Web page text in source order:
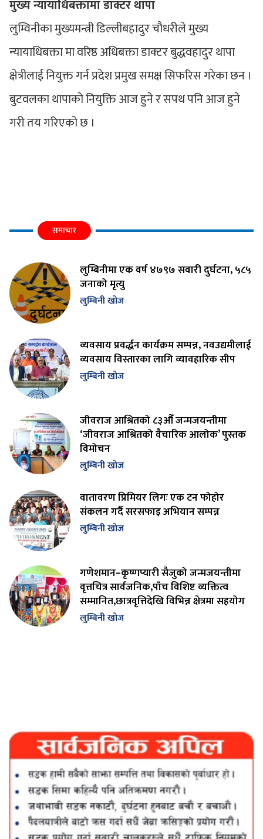
मुख्य न्यायाधिबक्तामा डाक्टर थापा
लुम्विनीका मुख्यमन्त्री डिल्लीबहादुर चौधरीले मुख्य
न्यायाधिबक्ता मा वरिष्ठ अधिबक्ता डाक्टर बुद्धवहादुर थापा
क्षेत्रीलाई नियुक्त गर्न प्रदेश प्रमुख समक्ष सिफरिस गरेका छन ।
बुटवलका थापाको नियुक्ति आज हुने र सपथ पनि आज हुने
गरी तय गरिएको छ ।
समाचार
लुम्बिनीमा एक वर्ष ४७९७ सवारी दुर्घटना, ५८५
जनाको मृत्यु
लुम्बिनी खोज
व्यवसाय प्रवर्द्धन कार्यक्रम सम्पन्न, नवउद्यमीलाई
व्यवसाय विस्तारका लागि व्यावहारिक सीप
लुम्बिनी खोज
जीवराज आश्रितको ८३औँ जन्मजयन्तीमा
‘जीवराज आश्रितको वैचारिक आलोक’ पुस्तक
विमोचन
लुम्बिनी खोज
वातावरण प्रिमियर लिगः एक टन फोहोर
संकलन गर्दै सरसफाइ अभियान सम्पन्न
लुम्बिनी खोज
गणेशमान–कृष्णप्यारी सैजुको जन्मजयन्तीमा
वृत्तचित्र सार्वजनिक,पाँच विशिष्ट व्यक्तित्व
सम्मानित,छात्रवृत्तिदेखि विभिन्न क्षेत्रमा सहयोग
लुम्बिनी खोज